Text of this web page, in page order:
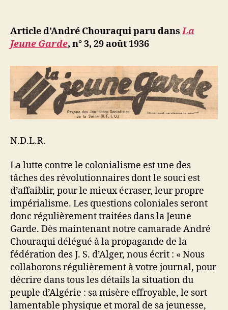
ji
b
Article d’André Chouraqui paru dansLa
Jeune Garde, n° 3, 29 août 1936
N.D.L.R.
La lutte contre le colonialisme est une des
tâches des révolutionnaires dont le souci est
d’affaiblir, pour le mieux écraser, leur propre
impérialisme. Les questions coloniales seront
donc régulièrement traitées dans la Jeune
Garde. Dès maintenant notre camarade André
Chouraqui délégué à la propagande de la
fédération des J. S. d’Alger, nous écrit : « Nous
collaborons régulièrement à votre journal, pour
décrire dans tous les détails la situation du
peuple d’Algérie : sa misère effroyable, le sort
lamentable physique et moral de sa jeunesse,